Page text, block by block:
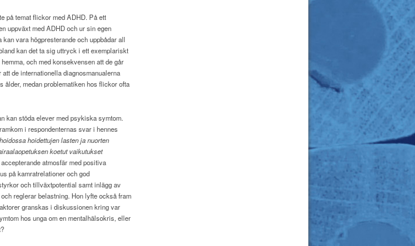
på temat flickor med ADHD. På ett
uppväxt med ADHD och ur sin egen
vara högpresterande och uppbådar all
kan det ta sig uttryck i ett exemplariskt
och med konsekvensen att de går
de internationella diagnosmanualerna
ålder, medan problematiken hos flickor ofta
kan stöda elever med psykiska symtom.
i respondenternas svar i hennes
hoidettujen lasten ja nuorten
koetut vaikutukset
atmosfär med positiva
på kamratrelationer och god
och tillväxtpotential samt inlägg av
reglerar belastning. Hon lyfte också fram
granskas i diskussionen kring var
hos unga om en mentalhälsokris, eller